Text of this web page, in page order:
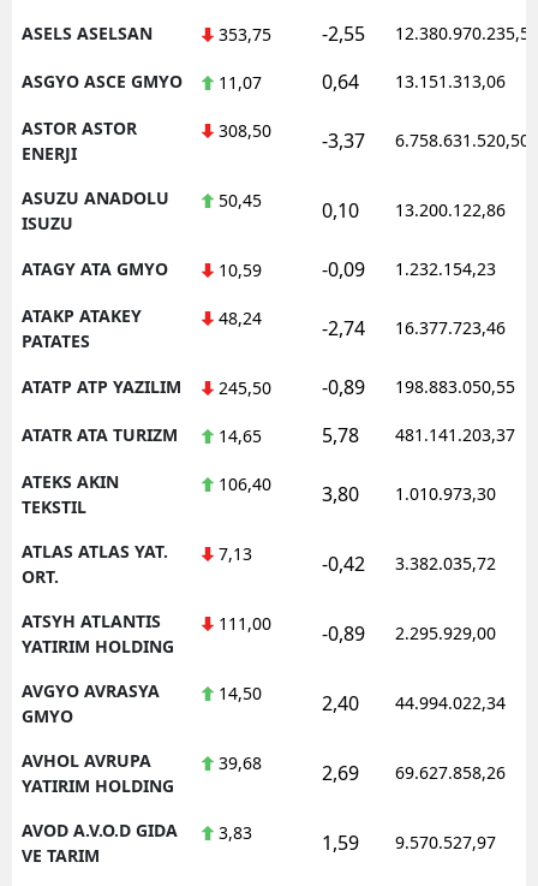
ASELS ASELSAN 353,75 -2,55 12.380.970.235,50
ASGYO ASCE GMYO 11,07 0,64 13.151.313,06
ASTOR ASTOR
ENERJI
308,50 -3,37 6.758.631.520,50
ASUZU ANADOLU
ISUZU
50,45 0,10 13.200.122,86
ATAGY ATA GMYO 10,59 -0,09 1.232.154,23
ATAKP ATAKEY
PATATES
48,24 -2,74 16.377.723,46
ATATP ATP YAZILIM 245,50 -0,89 198.883.050,55
ATATR ATA TURIZM 14,65 5,78 481.141.203,37
ATEKS AKIN
TEKSTIL
106,40 3,80 1.010.973,30
ATLAS ATLAS YAT.
ORT.
7,13 -0,42 3.382.035,72
ATSYH ATLANTIS
YATIRIM HOLDING
111,00 -0,89 2.295.929,00
AVGYO AVRASYA
GMYO
14,50 2,40 44.994.022,34
AVHOL AVRUPA
YATIRIM HOLDING
39,68 2,69 69.627.858,26
AVOD A.V.O.D GIDA
VE TARIM
3,83 1,59 9.570.527,97